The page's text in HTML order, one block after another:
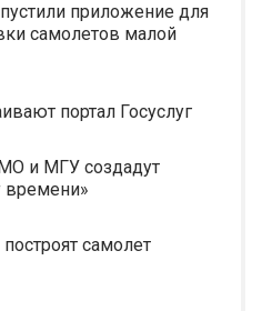
приложение для
самолетов малой
портал Госуслуг
и МГУ создадут
времени»
самолет